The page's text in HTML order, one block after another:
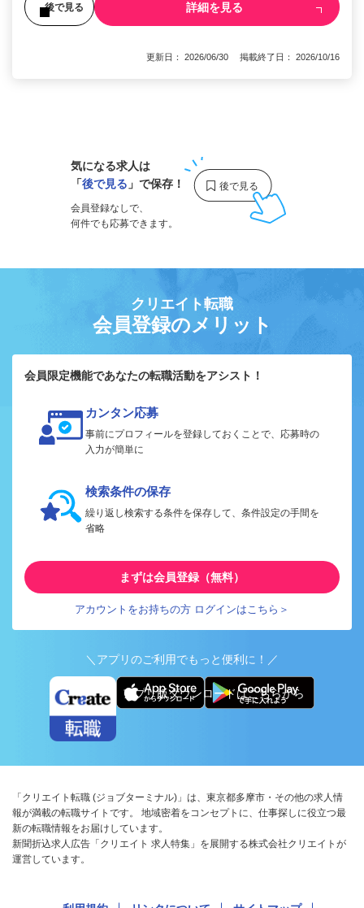
後で見る 詳細を見る
更新日： 2026/06/30 掲載終了日： 2026/10/16
気になる求人は
「後で見る 」で保存！
会員登録なしで、
何件でも応募できます。
クリエイト転職
会員登録のメリット
会員限定機能であなたの転職活動をアシスト！
カンタン応募
事前にプロフィールを登録しておくことで、応募時の
入力が簡単に
検索条件の保存
繰り返し検索する条件を保存して、条件設定の手間を
省略
まずは会員登録（無料）
アカウントをお持ちの方 ログインはこちら＞
＼アプリのご利用でもっと便利に！／
アプリ版ダウンロードはこちらから
「クリエイト転職 (ジョブターミナル)」は、東京都多摩市・その他の求人情
報が満載の転職サイトです。 地域密着をコンセプトに、仕事探しに役立つ最
新の転職情報をお届けしています。
新聞折込求人広告「クリエイト 求人特集」を展開する株式会社クリエイトが
運営しています。